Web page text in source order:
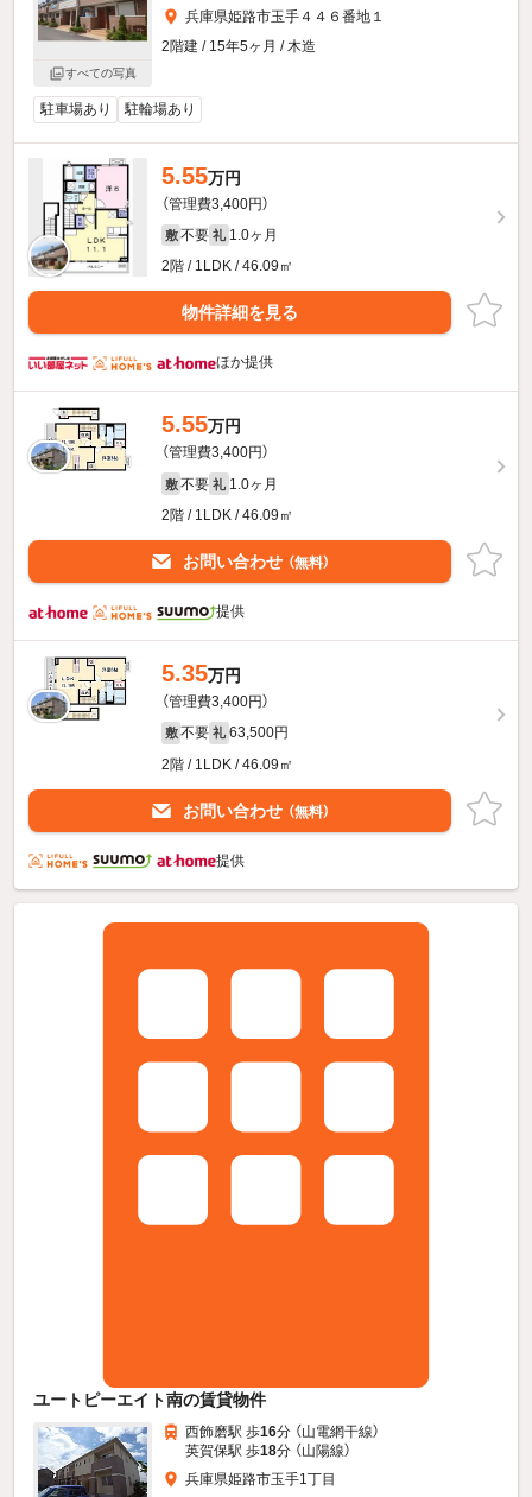
すべての写真
兵庫県姫路市玉手４４６番地１
2階建 / 15年5ヶ月 / 木造
駐車場あり 駐輪場あり
5.55万円
（管理費3,400円）
敷 不要 礼 1.0ヶ月
2階 / 1LDK / 46.09㎡
物件詳細を見る
ほか提供
5.55万円
（管理費3,400円）
敷 不要 礼 1.0ヶ月
2階 / 1LDK / 46.09㎡
お問い合わせ （無料）
提供
5.35万円
（管理費3,400円）
敷 不要 礼 63,500円
2階 / 1LDK / 46.09㎡
お問い合わせ （無料）
提供
ユートピーエイト南の賃貸物件
西飾磨駅 歩16分 （山電網干線）
英賀保駅 歩18分 （山陽線）
兵庫県姫路市玉手1丁目